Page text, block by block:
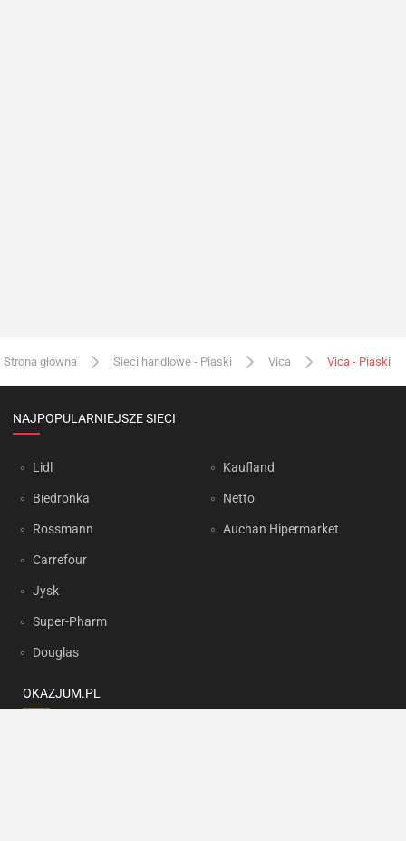
Strona główna Sieci handlowe - Piaski Vica Vica - Piaski
NAJPOPULARNIEJSZE SIECI
Lidl
Biedronka
Rossmann
Carrefour
Jysk
Super-Pharm
Douglas
Kaufland
Netto
Auchan Hipermarket
OKAZJUM.PL